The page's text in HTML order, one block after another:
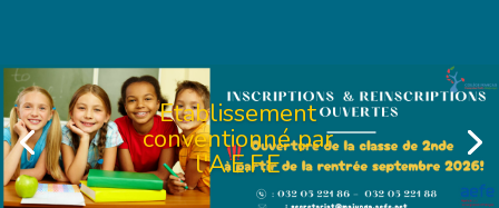
Etablissement
conventionné par
l'A.E.F.E
Etablissement
conventionné par